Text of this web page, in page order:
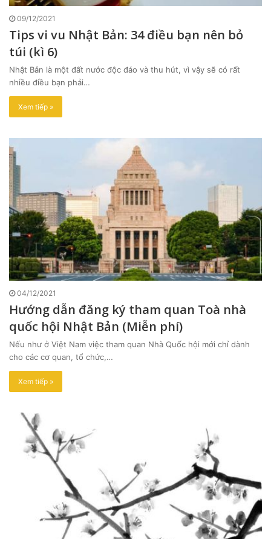
09/12/2021
Tips vi vu Nhật Bản: 34 điều bạn nên bỏ
túi (kì 6)
Nhật Bản là một đất nước độc đáo và thu hút, vì vậy sẽ có rất
nhiều điều bạn phải…
Xem tiếp »
04/12/2021
Hướng dẫn đăng ký tham quan Toà nhà
quốc hội Nhật Bản (Miễn phí)
Nếu như ở Việt Nam việc tham quan Nhà Quốc hội mới chỉ dành
cho các cơ quan, tổ chức,…
Xem tiếp »